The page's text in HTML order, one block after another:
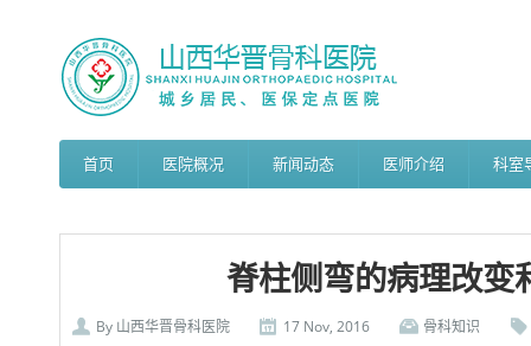
首页 医院概况 新闻动态 医师介绍 科室
脊柱侧弯的病理改变
By 山西华晋骨科医院 17 Nov, 2016 骨科知识